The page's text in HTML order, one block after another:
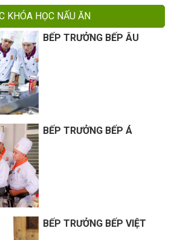
KHÓA HỌC NẤU ĂN
BẾP TRƯỞNG BẾP ÂU
BẾP TRƯỞNG BẾP Á
BẾP TRƯỞNG BẾP VIỆT